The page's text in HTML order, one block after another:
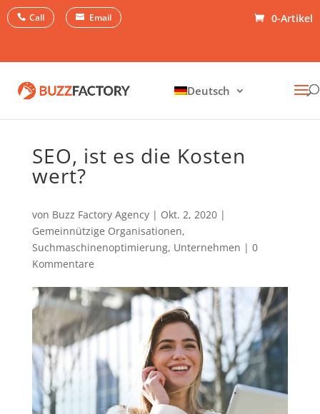
Call Email 0-Artikel
Deutsch
SEO, ist es die Kosten
wert?
von Buzz Factory Agency| Okt. 2, 2020|
Gemeinnützige Organisationen,
Suchmaschinenoptimierung, Unternehmen | 0
Kommentare